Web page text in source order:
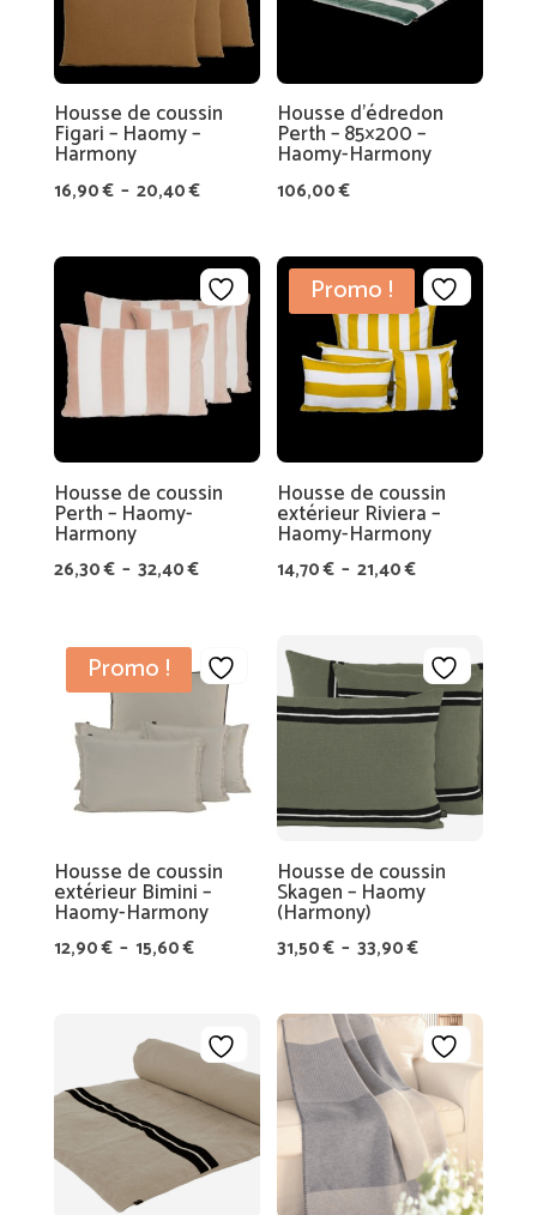
Housse de coussin
Figari – Haomy –
Harmony
16,90€ – 20,40€Plage
prix :
16,90 €
à
20,40 €
Housse d’édredon
Perth – 85×200 –
Haomy-Harmony
106,00€
Housse de coussin
Perth – Haomy-
Harmony
26,30€ – 32,40€Plage
26,30 €
à
32,40 €
Promo !
Housse de coussin
extérieur Riviera –
Haomy-Harmony
14,70€ – 21,40€Plage
14,70 €
à
21,40 €
Promo !
Housse de coussin
extérieur Bimini –
Haomy-Harmony
12,90€ – 15,60€Plage
12,90 €
15,60 €
Housse de coussin
Skagen – Haomy
(Harmony)
31,50€ – 33,90€Plage
prix :
31,50 €
à
33,90 €